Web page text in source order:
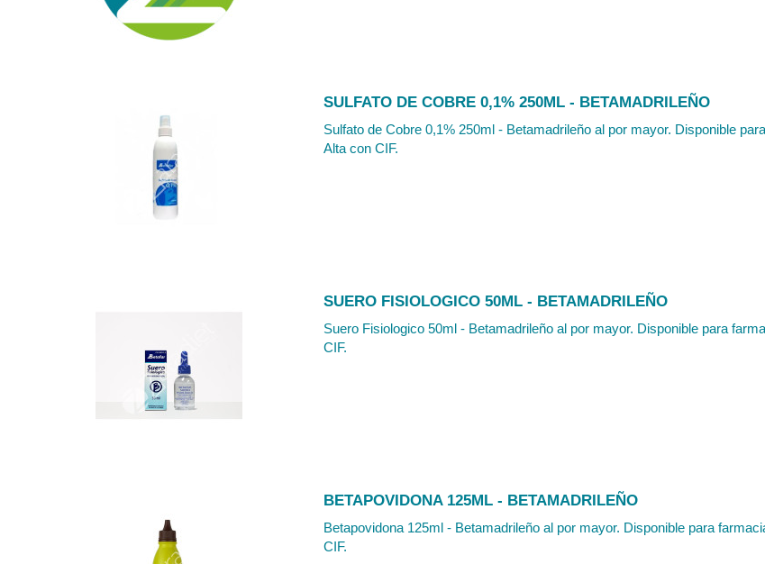
SULFATO DE COBRE 0,1% 250ML - BETAMADRILEÑO
Sulfato de Cobre 0,1% 250ml - Betamadrileño al por mayor. Disponible
Alta con CIF.
SUERO FISIOLOGICO 50ML - BETAMADRILEÑO
Suero Fisiologico 50ml - Betamadrileño al por mayor. Disponible para
CIF.
BETAPOVIDONA 125ML - BETAMADRILEÑO
Betapovidona 125ml - Betamadrileño al por mayor. Disponible para
CIF.